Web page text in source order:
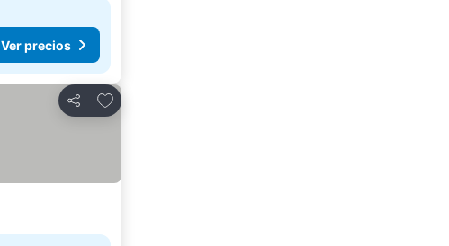
Ver precios
Compartir
Agregar a favoritos